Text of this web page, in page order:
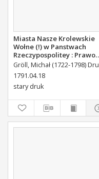
Miasta Nasze Krolewskie
Wołne (!) w Panstwach
Rzeczypospolitey : Prawo
uchwalone Dnia 18.
kwietnia 1791.
Gröll, Michał (1722-1798)
1791.04.18
stary druk